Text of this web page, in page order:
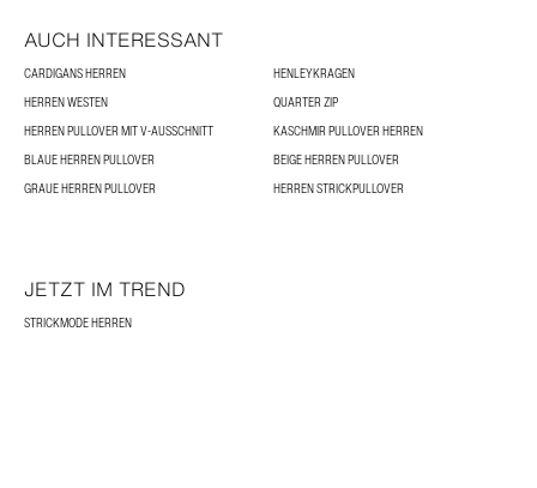
AUCH INTERESSANT
CARDIGANS HERREN
HENLEYKRAGEN
HERREN WESTEN
QUARTER ZIP
HERREN PULLOVER MIT V-AUSSCHNITT
KASCHMIR PULLOVER HERREN
BLAUE HERREN PULLOVER
BEIGE HERREN PULLOVER
GRAUE HERREN PULLOVER
HERREN STRICKPULLOVER
JETZT IM TREND
STRICKMODE HERREN